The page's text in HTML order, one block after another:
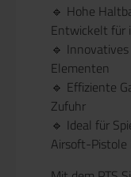
🔹 Hohe
Entwickelt für
🔹
Elementen
🔹 Effiziente
Zufuhr
🔹 Ideal für
Airsoft-Pistole